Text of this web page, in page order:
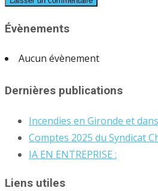
Évènements
Aucun évènement
Dernières publications
Incendies en Gironde et
Comptes 2025 du Syndicat
IA EN ENTREPRISE :
Liens utiles